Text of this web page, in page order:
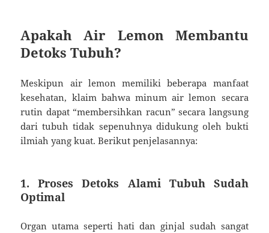
Apakah Air Lemon Membantu
Detoks Tubuh?
Meskipun air lemon memiliki beberapa manfaat
kesehatan, klaim bahwa minum air lemon secara
rutin dapat “membersihkan racun” secara langsung
dari tubuh tidak sepenuhnya didukung oleh bukti
ilmiah yang kuat. Berikut penjelasannya:
1. Proses Detoks Alami Tubuh Sudah
Optimal
Organ utama seperti hati dan ginjal sudah sangat